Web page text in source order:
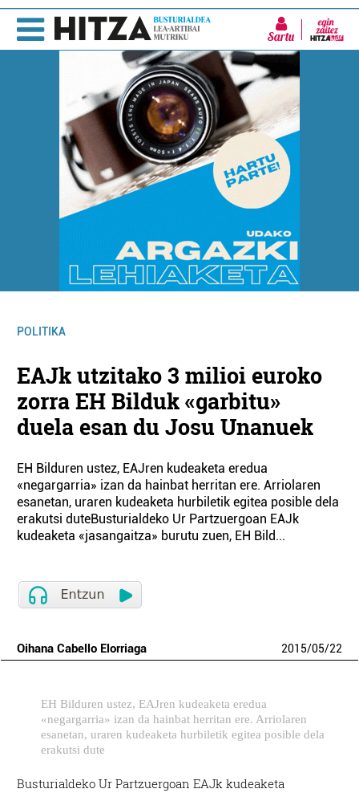
Sartu
POLITIKA
EAJk utzitako 3 milioi euroko
zorra EH Bilduk «garbitu»
duela esan du Josu Unanuek
EH Bilduren ustez, EAJren kudeaketa eredua
«negargarria» izan da hainbat herritan ere. Arriolaren
esanetan, uraren kudeaketa hurbiletik egitea posible dela
erakutsi duteBusturialdeko Ur Partzuergoan EAJk
kudeaketa «jasangaitza» burutu zuen, EH Bild...
Oihana Cabello Elorriaga 2015/05/22
EH Bilduren ustez, EAJren kudeaketa eredua
«negargarria» izan da hainbat herritan ere. Arriolaren
esanetan, uraren kudeaketa hurbiletik egitea posible dela
erakutsi dute
Busturialdeko Ur Partzuergoan EAJk kudeaketa